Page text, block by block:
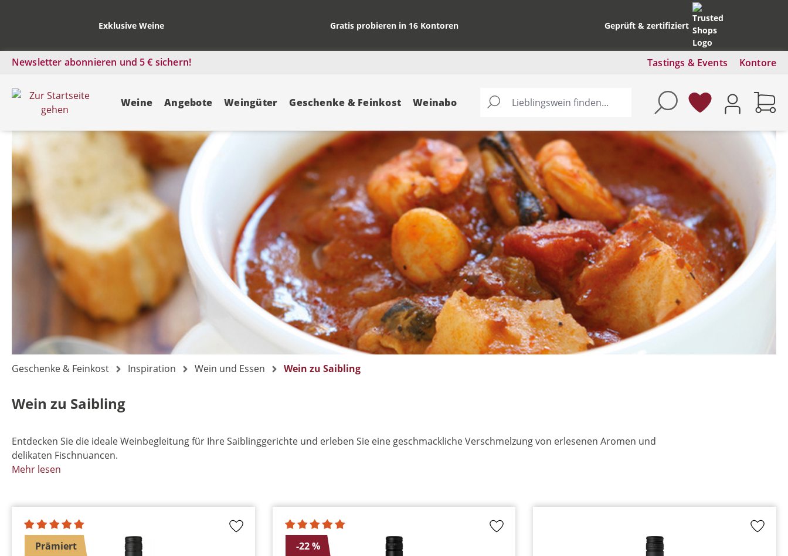
Exklusive Weine Gratis probieren in 16 Kontoren Geprüft & zertifiziert
Tastings & Events Kontore
Newsletter abonnieren und 5 € sichern!
Weine Angebote Weingüter Geschenke & Feinkost Weinabo
Geschenke & Feinkost Inspiration Wein und Essen Wein zu Saibling
Wein zu Saibling
Entdecken Sie die ideale Weinbegleitung für Ihre Saiblinggerichte und erleben Sie eine geschmackliche Verschmelzung von erlesenen Aromen und
delikaten Fischnuancen.
Mehr lesen
Prämiert
-22 %